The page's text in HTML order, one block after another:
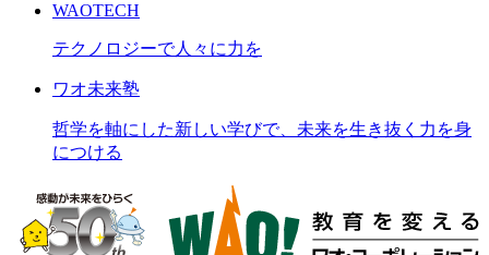
WAOTECH
テクノロジーで人々に力を
ワオ未来塾
哲学を軸にした新しい学びで、未来を生き抜く力を身
につける